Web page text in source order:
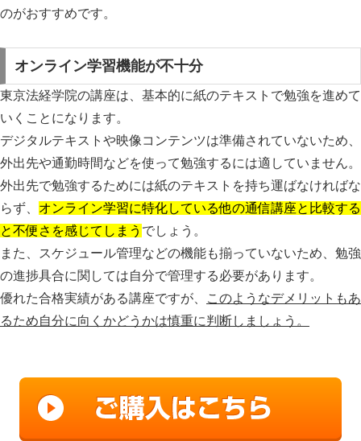
のがおすすめです。
オンライン学習機能が不十分
東京法経学院の講座は、基本的に紙のテキストで勉強を進めて
いくことになります。
デジタルテキストや映像コンテンツは準備されていないため、
外出先や通勤時間などを使って勉強するには適していません。
外出先で勉強するためには紙のテキストを持ち運ばなければな
らず、 オンライン学習に特化している他の通信講座と比較する
と不便さを感じてしまう でしょう。
また、スケジュール管理などの機能も揃っていないため、勉強
の進捗具合に関しては自分で管理する必要があります。
優れた合格実績がある講座ですが、
このようなデメリットもあ
るため自分に向くかどうかは慎重に判断しましょう。